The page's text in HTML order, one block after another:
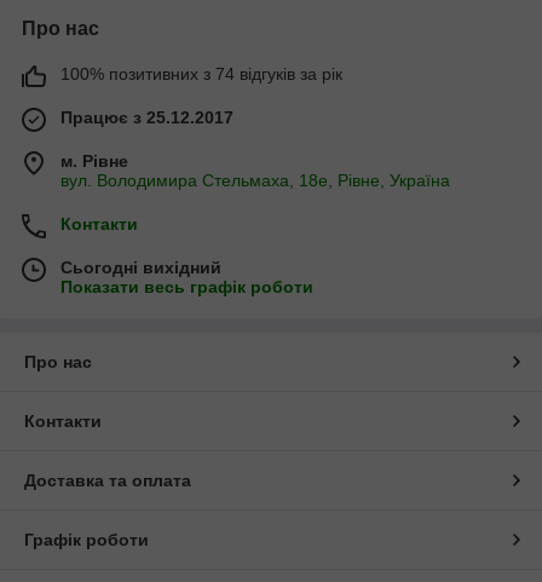
Про нас
100% позитивних з 74 відгуків за рік
Працює з 25.12.2017
м. Рівне
вул. Володимира Стельмаха, 18е, Рівне, Україна
Контакти
Сьогодні вихідний
Показати весь графік роботи
Про нас
Контакти
Доставка та оплата
Графік роботи